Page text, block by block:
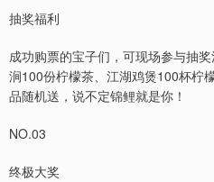
抽奖福利
成功购票的宝子们，可现场参与抽
涧100份柠檬茶、江湖鸡煲100杯柠
品随机送，说不定锦鲤就是你！
NO.03
终极大奖